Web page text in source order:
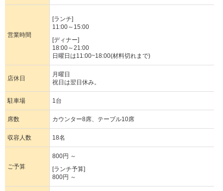
営業時間
[ランチ]
11:00～15:00
[ディナー]
18:00～21:00
日曜日は11:00~18:00(材料切れまで)
店休日
月曜日
祝日は翌日休み。
駐車場 1台
席数 カウンター8席、テーブル10席
収容人数 18名
ご予算
800円 ～
[ランチ予算]
800円 ～